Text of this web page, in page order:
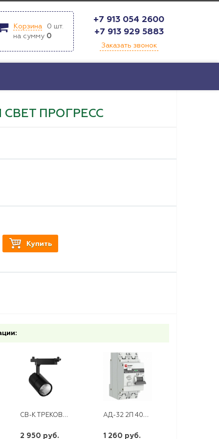
Корзина 0 шт.
на сумму 0
+7 913 054 2600
+7 913 929 5883
Заказать звонок
ПРОГРЕСС
Купить
СВ-К ТРЕКОВЫЙ СВЕТОДИОДНЫЙ НА ШИНОПРОВОД 30W 2400LM.4000К 35ГР. ЧЕРНЫЙ AL103
2 950 руб.
АД-32 2П 40А/30МА 4,5КА "С" (ЭКФ)
1 260 руб.